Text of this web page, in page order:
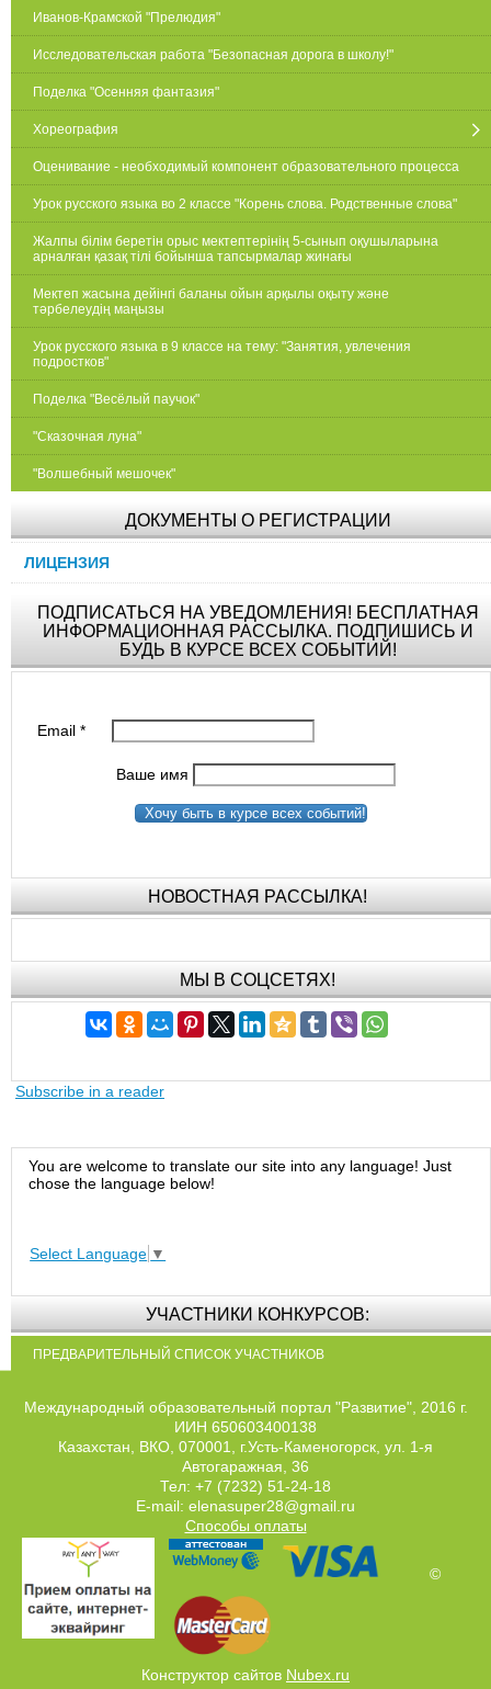
Иванов-Крамской "Прелюдия"
Исследовательская работа "Безопасная дорога в школу!"
Поделка "Осенняя фантазия"
Хореография
Оценивание - необходимый компонент образовательного процесса
Урок русского языка во 2 классе "Корень слова. Родственные слова"
Жалпы білім беретін орыс мектептерінің 5-сынып оқушыларына
арналған қазақ тілі бойынша тапсырмалар жинағы
Мектеп жасына дейінгі баланы ойын арқылы оқыту және
тәрбелеудің маңызы
Урок русского языка в 9 классе на тему: "Занятия, увлечения
подростков"
Поделка "Весёлый паучок"
"Сказочная луна"
"Волшебный мешочек"
ДОКУМЕНТЫ О РЕГИСТРАЦИИ
ЛИЦЕНЗИЯ
ПОДПИСАТЬСЯ НА УВЕДОМЛЕНИЯ! БЕСПЛАТНАЯ
ИНФОРМАЦИОННАЯ РАССЫЛКА. ПОДПИШИСЬ И
БУДЬ В КУРСЕ ВСЕХ СОБЫТИЙ!
Email*
Ваше имя
Хочу быть в курсе всех событий!
НОВОСТНАЯ РАССЫЛКА!
МЫ В СОЦСЕТЯХ!
Subscribe in a reader
You are welcome to translate our site into any language! Just
chose the language below!
Select Language ▼
УЧАСТНИКИ КОНКУРСОВ:
ПРЕДВАРИТЕЛЬНЫЙ СПИСОК УЧАСТНИКОВ
Международный образовательный портал "Развитие", 2016 г.
ИИН 650603400138
Казахстан, ВКО, 070001, г.Усть-Каменогорск, ул. 1-я
Автогаражная, 36
Тел: +7 (7232) 51-24-18
E-mail: elenasuper28@gmail.ru
Способы оплаты
©
Конструктор сайтов Nubex.ru